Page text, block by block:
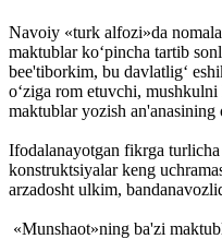
Navoiy «turk alfozi»da
maktublar ko‘pincha tartib
bee'tiborkim, bu davlatlig‘
o‘ziga rom etuvchi,
maktublar yozish
Ifodalanayotgan fikrga
konstruktsiyalar keng
arzadosht ulkim,
«Munshaot»ning ba'zi